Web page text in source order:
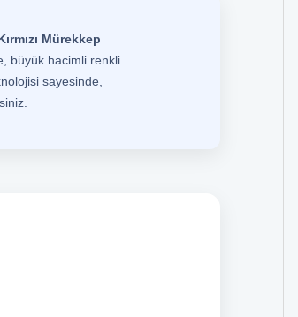
Mürekkep
büyük hacimli renkli
sayesinde,